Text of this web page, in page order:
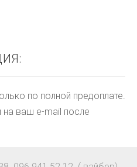
по полной предоплате.
ваш e-mail после